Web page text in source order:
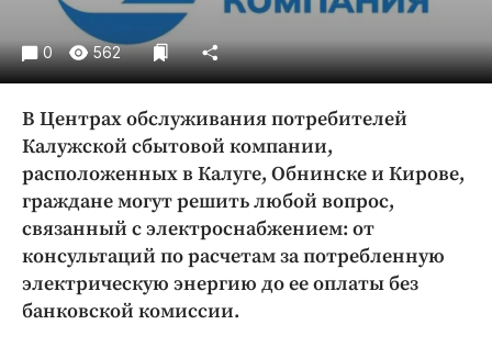
Праздники
Происшествия
Спорт
Экономика и бизнес
ПРОЕКТЫ
Блоги
Издания
Медиаперсона
Интересное чтиво
0 562
В Центрах обслуживания потребителей
Калужской сбытовой компании,
расположенных в Калуге, Обнинске и Кирове,
граждане могут решить любой вопрос,
связанный с электроснабжением: от
консультаций по расчетам за потребленную
электрическую энергию до ее оплаты без
банковской комиссии.